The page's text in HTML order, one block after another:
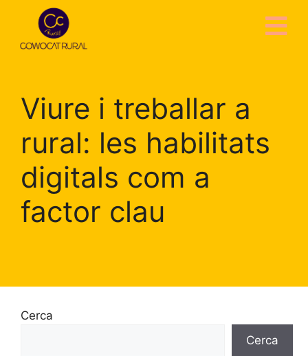
Viure i treballar a
rural: les habilitats
digitals com a
factor clau
Cerca
Cerca